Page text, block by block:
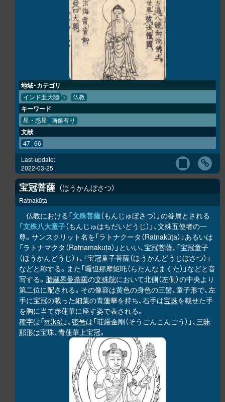
地域・カテゴリ
インド亜大陸 仏教
キーワード
星・惑星 画像有り
文献
47 66
Last-update:
2022-03-25
宝冠菩薩 ほうかんぼさつ
Ratnakūṭa
仏教における「文殊菩薩（もんじゅぼさつ）」の眷属とされる
「文殊八大童子（もんじゅはちだいどうじ）」、文殊五使者の一
尊。サンスクリット名を「ラトナクータ（Ratnakūṭa）」あるいは
「ラトナマクタ（Ratnamakuṭa）」といい、宝冠菩薩、「宝冠童子
（ほうかんどうじ）」、「宝冠童子菩薩（ほうかんどうじぼさつ）」
などと称する。また「囉怛那摩矩吒（らたんなまくた）」などと音
写する。 胎蔵界曼荼羅の文殊院において北側（左側）の中央より
第二位に配される。その像容は黄色の身色の三髻、童子形で、左
手に宝冠の載った細葉の青蓮華を持ち、右手は宝珠を載せた手
を胸に当て赤蓮華に座す姿で表される。
種字は「क（ka） 」、 密号は「荘厳金剛（そうごんこんごう）」、三昧
耶形は宝珠、青蓮華上宝冠。